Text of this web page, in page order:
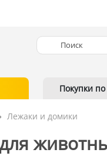
Покупки
Лежаки и домики